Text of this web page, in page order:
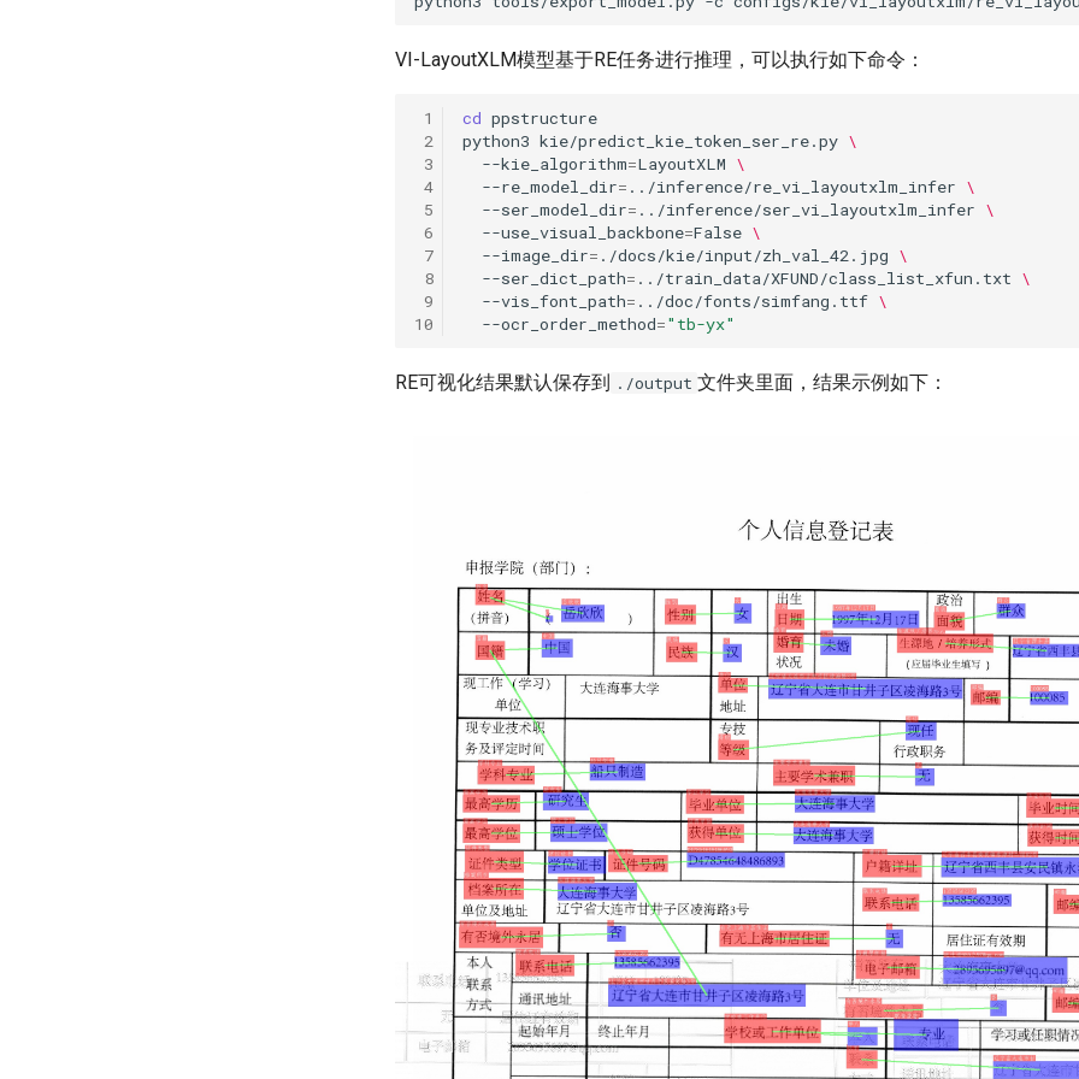
VI-LayoutXLM模型基于RE任务进行推理，可以执行如下命令：
1
2
3
4
5
6
7
8
9
10
cd
python3 kie/predict_kie_token_ser_re.py \
--kie_algorithm=LayoutXLM \
--re_model_dir= ../inference/re_vi_layoutxlm_infer \
--ser_model_dir= ../inference/ser_vi_layoutxlm_infer \
--use_visual_backbone=False \
--image_dir= ./docs/kie/input/zh_val_42.jpg \
--ser_dict_path= ../train_data/XFUND/class_list_xfun.txt \
--vis_font_path= ../doc/fonts/simfang.ttf \
--ocr_order_method="tb-yx"
RE可视化结果默认保存到 ./output 文件夹里面，结果示例如下：